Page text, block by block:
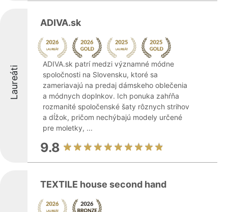
Laureáti
ADIVA.sk
ADIVA.sk patrí medzi významné módne
spoločnosti na Slovensku, ktoré sa
zameriavajú na predaj dámskeho oblečenia
a módnych doplnkov. Ich ponuka zahŕňa
rozmanité spoločenské šaty rôznych strihov
a dĺžok, pričom nechýbajú modely určené
pre moletky, ...
9.8
TEXTILE house second hand